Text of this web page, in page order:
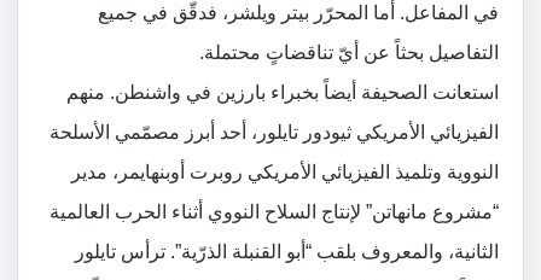
في المفاعل. أما المحرّر بيتر ويلشر، فدقّق في جميع
التفاصيل بحثاً عن أيّ تناقضاتٍ محتملة.
استعانت الصحيفة أيضاً بخبراء بارزين في واشنطن. منهم
الفيزيائي الأمريكي ثيودور تايلور، أحد أبرز مصمّمي الأسلحة
النووية وتلميذ الفيزيائي الأمريكي روبرت أوبنهايمر، مدير
“مشروع مانهاتن” لإنتاج السلاح النووي أثناء الحرب العالمية
الثانية، والمعروف بلقب “أبو القنبلة الذرّية”. ترأس تايلور